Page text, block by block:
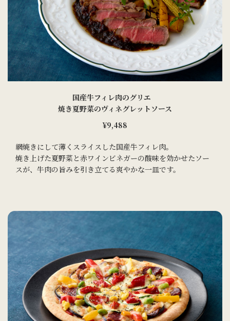
国産牛フィレ肉のグリエ
焼き夏野菜のヴィネグレットソース
¥9,488
網焼きにして薄くスライスした国産牛フィレ肉。
焼き上げた夏野菜と赤ワインビネガーの酸味を効かせたソー
スが、牛肉の旨みを引き立てる爽やかな一皿です。